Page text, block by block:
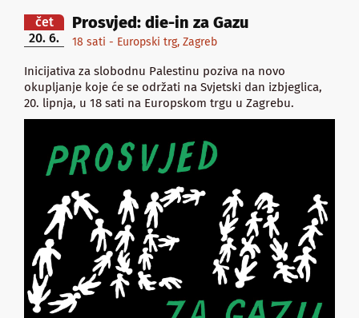
čet
20. 6.
Prosvjed: die-in za Gazu
18 sati - Europski trg, Zagreb
Inicijativa za slobodnu Palestinu poziva na novo
okupljanje koje će se održati na Svjetski dan izbjeglica,
20. lipnja, u 18 sati na Europskom trgu u Zagrebu.